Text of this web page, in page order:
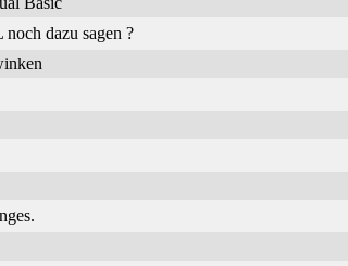
dazu sagen ?